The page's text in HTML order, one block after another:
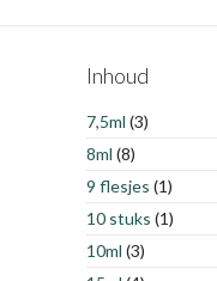
Inhoud
7,5ml (3)
8ml (8)
9 flesjes (1)
10 stuks (1)
10ml (3)